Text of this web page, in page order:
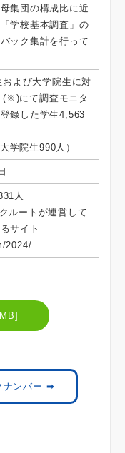
集団の構成比に近
学校基本調査」の
ック集計を行って
よび大学院生に対
(※)にて調査モニタ
録した学生4,563
学院生990人）
人
ルートが運営して
サイト
2024/
ナンバー ➡